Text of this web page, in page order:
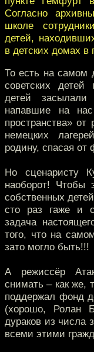
Согласно
школе
детей,
в детских домах
То есть на самом
советских
детей
напавшие на
пространства»
немецких
родину, спасая от
Но сценаристу
наоборот! Чтобы
собственных
сто раз гаже и
задача
того, что на
зато могло быть!!!
А режиссёр
снимать – как же,
поддержал фонд
(хорошо, Ролан
дураков из числа
всеми этими